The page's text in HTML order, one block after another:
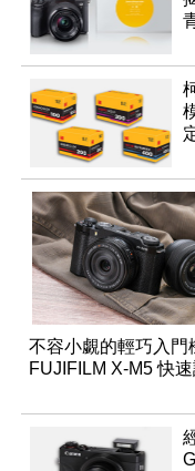
不容小覷的輕巧入門
FUJIFILM X-M5 快速